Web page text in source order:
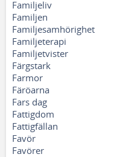
Familjeliv
Familjen
Familjesamhörighet
Familjeterapi
Familjetvister
Färgstark
Farmor
Färöarna
Fars dag
Fattigdom
Fattigfällan
Favör
Favörer